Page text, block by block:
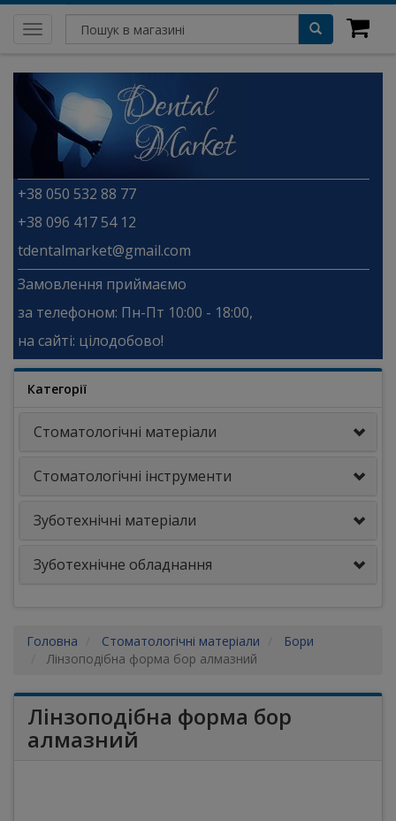
Toggle
navigation
+38 050 532 88 77
+38 096 417 54 12
tdentalmarket@gmail.com
Замовлення приймаємо
за телефоном: Пн-Пт 10:00 - 18:00,
на сайті: цілодобово!
Категорії
Стоматологічні матеріали
Стоматологічні інструменти
Зуботехнічні матеріали
Зуботехнічне обладнання
Головна Стоматологічні матеріали
Бори
Лінзоподібна форма бор алмазний
Лінзоподібна форма бор
алмазний